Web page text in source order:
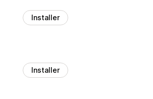
Installer
Installer